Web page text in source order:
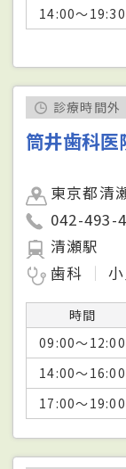
14:00～19:30
診療時間外
筒井歯科医
東京都清
042-493-
清瀬駅
歯科
時間
09:00～12:00
14:00～16:00
17:00～19:00